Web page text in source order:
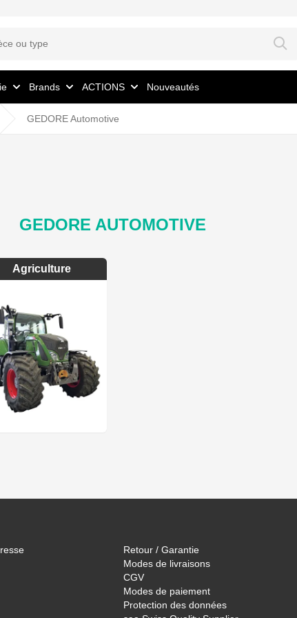
Brands ACTIONS Nouveautés
GEDORE Automotive
GEDORE AUTOMOTIVE
Agriculture
Retour / Garantie
Modes de livraisons
CGV
Modes de paiement
Protection des données